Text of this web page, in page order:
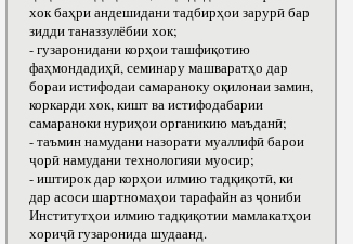
хок баҳри андешидани тадбирҳои зарурӣ бар
зидди таназзулёбии хок;
- гузаронидани корҳои ташфиқотию
фаҳмондадиҳӣ, семинару машваратҳо дар
бораи истифодаи самараноку оқилонаи замин,
коркарди хок, кишт ва истифодабарии
самараноки нуриҳои органикию маъданӣ;
- таъмин намудани назорати муаллифӣ барои
ҷорӣ намудани технологияи муосир;
- иштирок дар корҳои илмию тадқиқотӣ, ки
дар асоси шартномаҳои тарафайн аз ҷониби
Институтҳои илмию тадқиқотии мамлакатҳои
хориҷӣ гузаронида шудаанд.